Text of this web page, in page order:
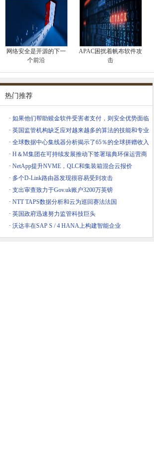
网络安全是开源的下一
个前沿
APAC困扰着帆布软件攻
击
热门推荐
· 如果他们帮助赎金软件受害者支付，则安全优势面临
· 英国监管机构缺乏应对越来越多的算法的技能和专业
· 全球数据中心集线器分析揭示了65％的全球拼赠收入
· H＆M集团在可持续发展推动下签署瑞典环保运营商
的
· NetApp提升NVME，QLC和集装箱混合云报价
· 多个D-Link路由器发现很容易受到攻击
· 支出审查致力于Gov.uk账户3200万英镑
· NTT TAPS数据分析和云为巡回赛法法国
· 英国政府迅速努力监管科技巨头
· 沃达丰在SAP S / 4 HANA上构建智能企业